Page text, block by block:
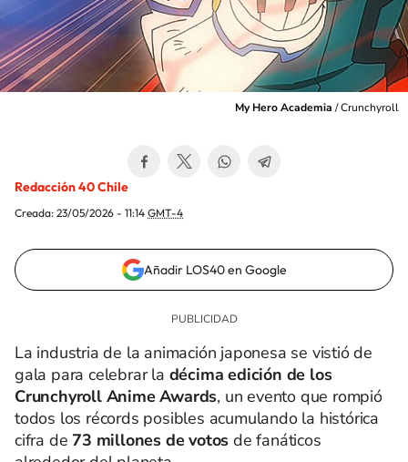
My Hero Academia /Crunchyroll
Redacción 40 Chile
Creada: 23/05/2026 - 11:14 GMT-4
Añadir LOS40 en Google
La industria de la animación japonesa se vistió de
gala para celebrar la décima edición de los
Crunchyroll Anime Awards, un evento que rompió
todos los récords posibles acumulando la histórica
cifra de 73 millones de votos de fanáticos